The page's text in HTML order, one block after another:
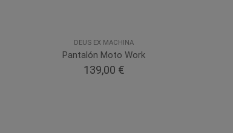
DEUS EX MACHINA
Pantalón Moto Work
139,00 €